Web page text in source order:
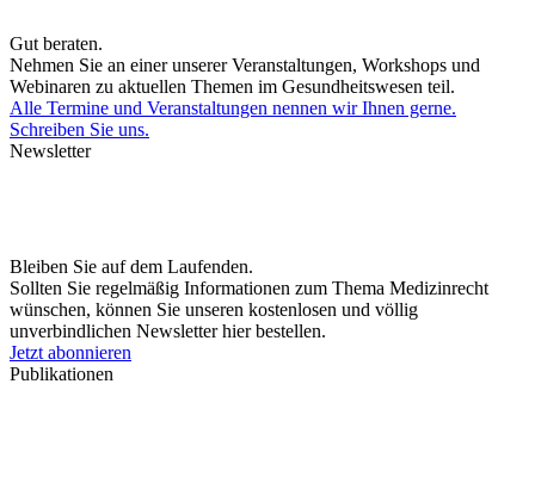
Gut beraten.
Nehmen Sie an einer unserer Veranstaltungen, Workshops und
Webinaren zu aktuellen Themen im Gesundheitswesen teil.
Alle Termine und Veranstaltungen nennen wir Ihnen gerne.
Schreiben Sie uns.
Newsletter
Bleiben Sie auf dem Laufenden.
Sollten Sie regelmäßig Informationen zum Thema Medizinrecht
wünschen, können Sie unseren kostenlosen und völlig
unverbindlichen Newsletter hier bestellen.
Jetzt abonnieren
Publikationen